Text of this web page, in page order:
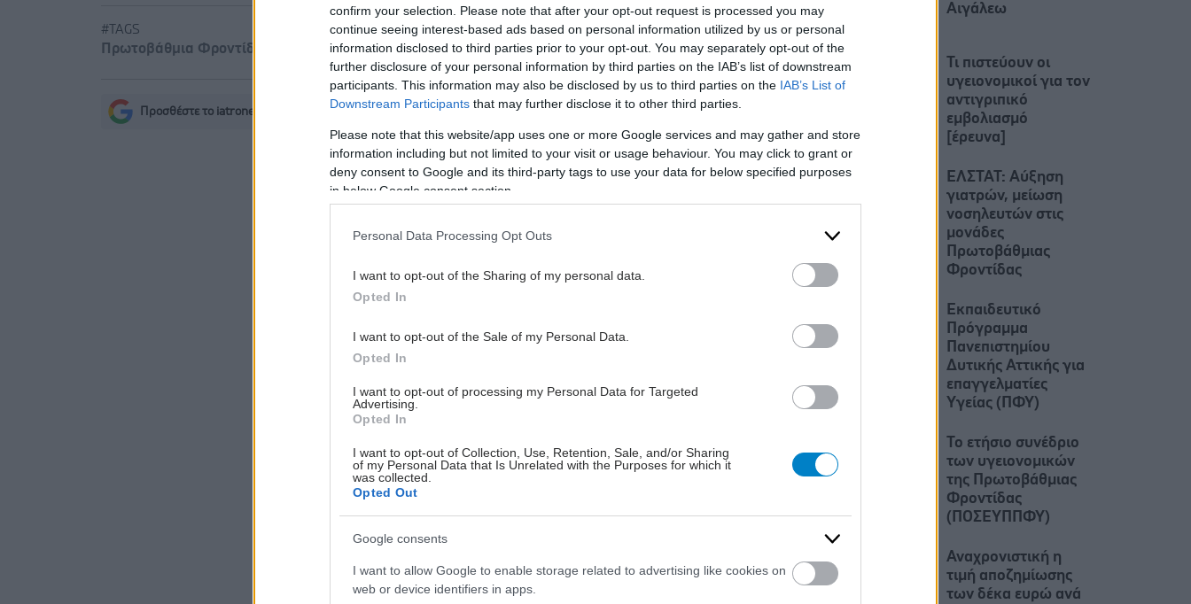
confirm your selection. Please note that after your opt-out request is processed you may
continue seeing interest-based ads based on personal information utilized by us or personal
information disclosed to third parties prior to your opt-out. You may separately opt-out of the
further disclosure of your personal information by third parties on the IAB’s list of downstream
participants. This information may also be disclosed by us to third parties on the IAB’s List of
Downstream Participants that may further disclose it to other third parties.
Please note that this website/app uses one or more Google services and may gather and store
information including but not limited to your visit or usage behaviour. You may click to grant or
deny consent to Google and its third-party tags to use your data for below specified purposes
in below Google consent section.
Personal Data Processing Opt Outs
I want to opt-out of the Sharing of my personal data.
Opted In
I want to opt-out of the Sale of my Personal Data.
Opted In
I want to opt-out of processing my Personal Data for Targeted
Advertising.
Opted In
I want to opt-out of Collection, Use, Retention, Sale, and/or Sharing
of my Personal Data that Is Unrelated with the Purposes for which it
was collected.
Opted Out
Google consents
I want to allow Google to enable storage related to advertising like cookies on
web or device identifiers in apps.
#TAGS
Πρωτοβάθμια Φροντίδα Υγείας
Προσθέστε το iatronet.gr στο Discover
Αιγάλεω
Τι πιστεύουν οι
υγειονομικοί για τον
αντιγριπικό
εμβολιασμό
[έρευνα]
ΕΛΣΤΑΤ: Αύξηση
γιατρών, μείωση
νοσηλευτών στις
μονάδες
Πρωτοβάθμιας
Φροντίδας
Εκπαιδευτικό
Πρόγραμμα
Πανεπιστημίου
Δυτικής Αττικής για
επαγγελματίες
Yγείας (ΠΦΥ)
Το ετήσιο συνέδριο
των υγειονομικών
της Πρωτοβάθμιας
Φροντίδας
(ΠΟΣΕΥΠΠΦΥ)
Αναχρονιστική η
τιμή αποζημίωσης
των δέκα ευρώ ανά